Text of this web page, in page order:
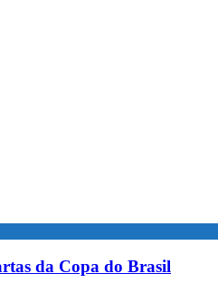
da Copa do Brasil